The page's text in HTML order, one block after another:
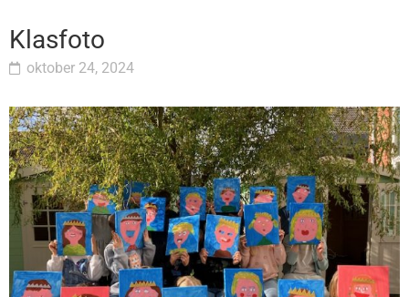
Klasfoto
oktober 24, 2024